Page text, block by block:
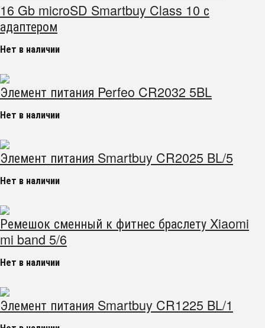
16 Gb microSD Smartbuy Class 10 с
адаптером
Нет в наличии
Элемент питания Perfeo CR2032 5BL
Нет в наличии
Элемент питания Smartbuy CR2025 BL/5
Нет в наличии
Ремешок сменный к фитнес браслету Xiaomi
mi band 5/6
Нет в наличии
Элемент питания Smartbuy CR1225 BL/1